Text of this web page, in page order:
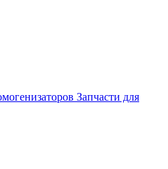
Запчасти для